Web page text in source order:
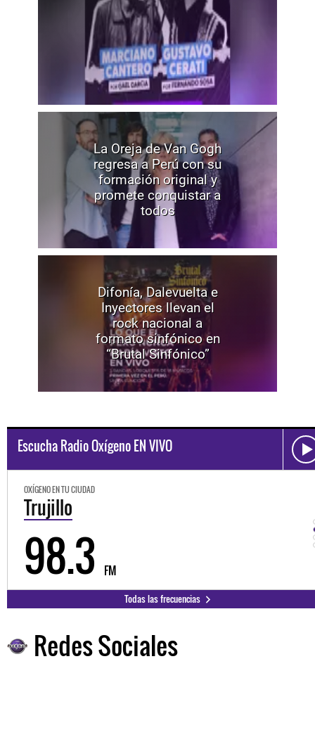
La Oreja de Van Gogh
regresa a Perú con su
formación original y
promete conquistar a
todos
Difonía, Dalevuelta e
Inyectores llevan el
rock nacional a
formato sinfónico en
“Brutal Sinfónico”
Escucha Radio Oxígeno EN VIVO
OXÍGENO EN TU CIUDAD
Trujillo
98.3 FM
Todas las frecuencias
Redes Sociales